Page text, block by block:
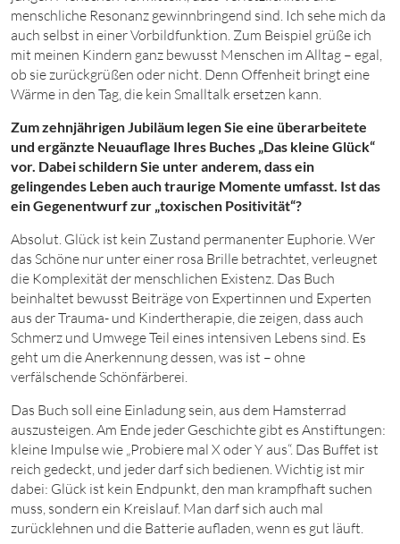
menschliche Resonanz gewinnbringend sind. Ich sehe mich da
auch selbst in einer Vorbildfunktion. Zum Beispiel grüße ich
mit meinen Kindern ganz bewusst Menschen im Alltag – egal,
ob sie zurückgrüßen oder nicht. Denn Offenheit bringt eine
Wärme in den Tag, die kein Smalltalk ersetzen kann.
Zum zehnjährigen Jubiläum legen Sie eine überarbeitete
und ergänzte Neuauflage Ihres Buches „Das kleine Glück“
vor. Dabei schildern Sie unter anderem, dass ein
gelingendes Leben auch traurige Momente umfasst. Ist das
ein Gegenentwurf zur „toxischen Positivität“?
Absolut. Glück ist kein Zustand permanenter Euphorie. Wer
das Schöne nur unter einer rosa Brille betrachtet, verleugnet
die Komplexität der menschlichen Existenz. Das Buch
beinhaltet bewusst Beiträge von Expertinnen und Experten
aus der Trauma- und Kindertherapie, die zeigen, dass auch
Schmerz und Umwege Teil eines intensiven Lebens sind. Es
geht um die Anerkennung dessen, was ist – ohne
verfälschende Schönfärberei.
Das Buch soll eine Einladung sein, aus dem Hamsterrad
auszusteigen. Am Ende jeder Geschichte gibt es Anstiftungen:
kleine Impulse wie „Probiere mal X oder Y aus“. Das Buffet ist
reich gedeckt, und jeder darf sich bedienen. Wichtig ist mir
dabei: Glück ist kein Endpunkt, den man krampfhaft suchen
muss, sondern ein Kreislauf. Man darf sich auch mal
zurücklehnen und die Batterie aufladen, wenn es gut läuft.